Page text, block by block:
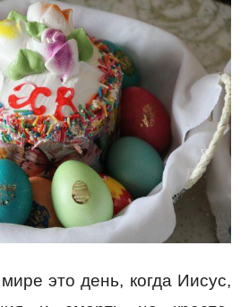
это день, когда Иисус,